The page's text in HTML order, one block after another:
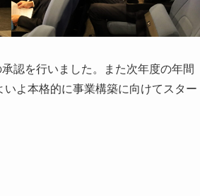
認を行いました。また次年度の年間
よ本格的に事業構築に向けてスター